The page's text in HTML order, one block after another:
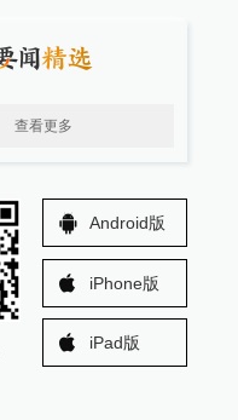
查看更多
Android版
iPhone版
iPad版